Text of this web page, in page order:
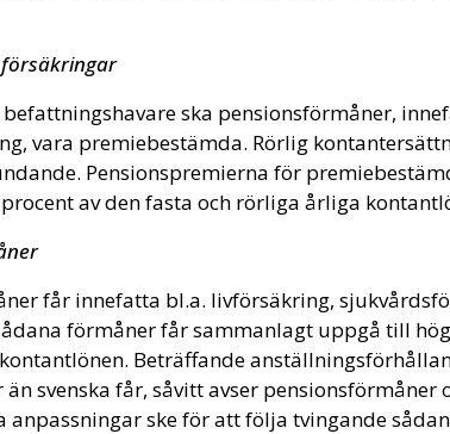
ska pensionsförmåner,
vara premiebestämda. Rörlig
Pensionspremierna för
av den fasta och rörliga årliga
får innefatta bl.a. livförsäkring,
förmåner får sammanlagt uppgå till
Beträffande
svenska får, såvitt avser pensionsförmåner
anpassningar ske för att följa tvingande